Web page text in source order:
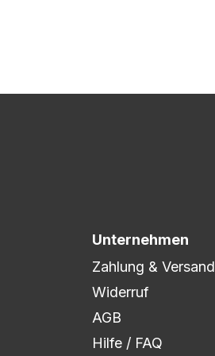
eure Wünsche
freigegeben und die
Unternehmen
Zahlung & Versand
Widerruf
AGB
Hilfe / FAQ